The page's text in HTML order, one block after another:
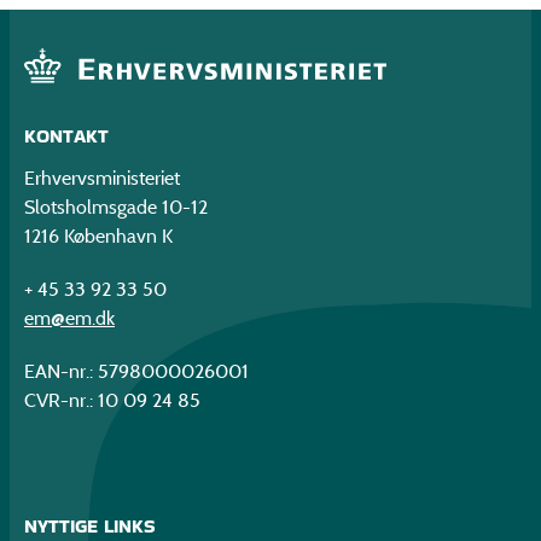
KONTAKT
Erhvervsministeriet
Slotsholmsgade 10-12
1216 København K
+ 45 33 92 33 50
em@em.dk
EAN-nr.: 5798000026001
CVR-nr.: 10 09 24 85
NYTTIGE LINKS